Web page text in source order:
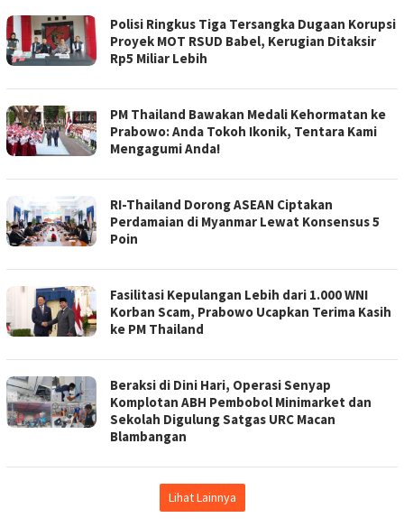
Polisi Ringkus Tiga Tersangka Dugaan Korupsi
Proyek MOT RSUD Babel, Kerugian Ditaksir
Rp5 Miliar Lebih
PM Thailand Bawakan Medali Kehormatan ke
Prabowo: Anda Tokoh Ikonik, Tentara Kami
Mengagumi Anda!
RI-Thailand Dorong ASEAN Ciptakan
Perdamaian di Myanmar Lewat Konsensus 5
Poin
Fasilitasi Kepulangan Lebih dari 1.000 WNI
Korban Scam, Prabowo Ucapkan Terima Kasih
ke PM Thailand
Beraksi di Dini Hari, Operasi Senyap
Komplotan ABH Pembobol Minimarket dan
Sekolah Digulung Satgas URC Macan
Blambangan
Lihat Lainnya